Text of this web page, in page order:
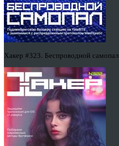
Хакер #323. Беспроводной самопал